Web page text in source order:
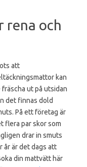
rena och
att
kan
fräscha ut på utsidan
det finnas dold
På ett företag är
flera par skor som
drar in smuts
år är det dags att
din mattvätt här